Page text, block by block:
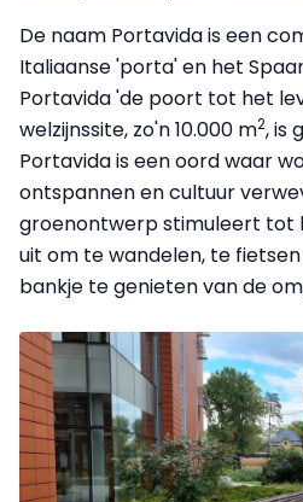
De naam Portavida is een
Italiaanse 'porta' en het
Portavida 'de poort tot het
welzijnssite, zo'n 10.000 m2, is
Portavida is een oord waar
ontspannen en cultuur
groenontwerp stimuleert tot
uit om te wandelen, te
bankje te genieten van de